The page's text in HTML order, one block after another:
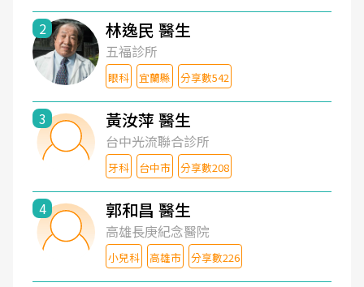
2 林逸民 醫生
五福診所
眼科 宜蘭縣 分享數542
3 黃汝萍 醫生
台中光流聯合診所
牙科 台中市 分享數208
4 郭和昌 醫生
高雄長庚紀念醫院
小兒科 高雄市 分享數226